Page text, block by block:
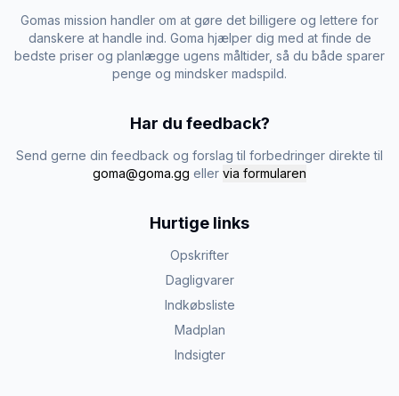
Gomas mission handler om at gøre det billigere og lettere for
danskere at handle ind. Goma hjælper dig med at finde de
bedste priser og planlægge ugens måltider, så du både sparer
penge og mindsker madspild.
Har du feedback?
Send gerne din feedback og forslag til forbedringer direkte til
goma@goma.gg eller via formularen
Hurtige links
Opskrifter
Dagligvarer
Indkøbsliste
Madplan
Indsigter